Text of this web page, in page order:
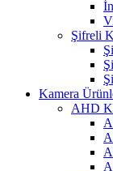
Şifreli
Kamera
AHD